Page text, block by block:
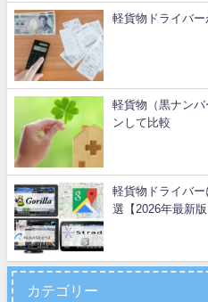
軽貨物ドライバ
軽貨物（黒ナン
ンして比較
軽貨物ドライバ
選【2026年最新版
カテゴリー